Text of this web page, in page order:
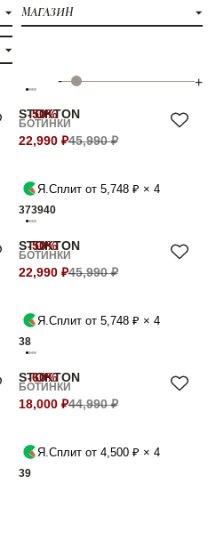
МАГАЗИН
- +
-50%
STOKTON
БОТИНКИ
22,990 ₽45,990 ₽
Я.Сплит от 5,748 ₽ × 4
373940
-50%
STOKTON
БОТИНКИ
22,990 ₽45,990 ₽
Я.Сплит от 5,748 ₽ × 4
38
-60%
STOKTON
БОТИНКИ
18,000 ₽44,990 ₽
Я.Сплит от 4,500 ₽ × 4
39